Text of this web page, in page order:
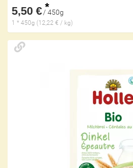
5,50 € *
/ 450g
1 * 450g (12,22 € / kg)